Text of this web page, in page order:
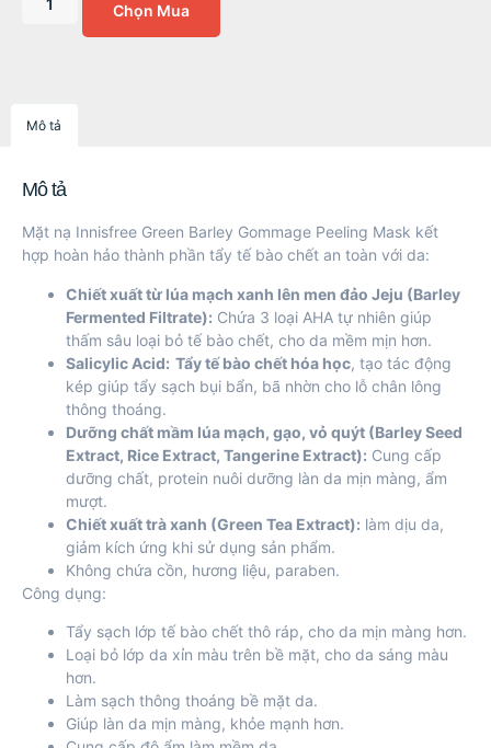
Chọn Mua
Mô tả
Mô tả
Mặt nạ Innisfree Green Barley Gommage Peeling Mask kết
hợp hoàn hảo thành phần tẩy tế bào chết an toàn với da:
Chiết xuất từ lúa mạch xanh lên men đảo Jeju (Barley
Fermented Filtrate): Chứa 3 loại AHA tự nhiên giúp
thấm sâu loại bỏ tế bào chết, cho da mềm mịn hơn.
Salicylic Acid: Tẩy tế bào chết hóa học, tạo tác động
kép giúp tẩy sạch bụi bẩn, bã nhờn cho lỗ chân lông
thông thoáng.
Dưỡng chất mầm lúa mạch, gạo, vỏ quýt (Barley Seed
Extract, Rice Extract, Tangerine Extract): Cung cấp
dưỡng chất, protein nuôi dưỡng làn da mịn màng, ẩm
mượt.
Chiết xuất trà xanh (Green Tea Extract): làm dịu da,
giảm kích ứng khi sử dụng sản phẩm.
Không chứa cồn, hương liệu, paraben.
Công dụng:
Tẩy sạch lớp tế bào chết thô ráp, cho da mịn màng hơn.
Loại bỏ lớp da xỉn màu trên bề mặt, cho da sáng màu
hơn.
Làm sạch thông thoáng bề mặt da.
Giúp làn da mịn màng, khỏe mạnh hơn.